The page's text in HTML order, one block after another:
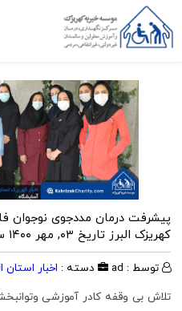
پیشرفت درمان مددجوی نوجوان
کهریزک البرزتاریخ ۰۳, مهر ۱۴۰۰ ساعت ۰۶:۴۴
توسط : ad دسته : اخبار استان
تلاش بی وقفه کادر آموزشی